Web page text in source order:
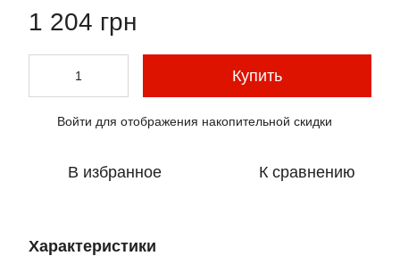
1 204 грн
Купить
Войти для отображения накопительной скидки
В избранное К сравнению
Характеристики